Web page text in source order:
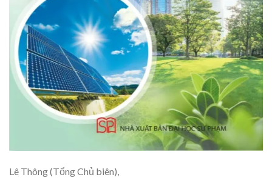
Lê Thông (Tổng Chủ biên),